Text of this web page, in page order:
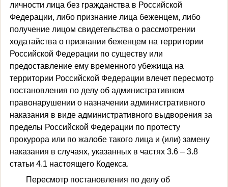
личности лица без гражданства в Российской
Федерации, либо признание лица беженцем, либо
получение лицом свидетельства о рассмотрении
ходатайства о признании беженцем на территории
Российской Федерации по существу или
предоставление ему временного убежища на
территории Российской Федерации влечет пересмотр
постановления по делу об административном
правонарушении о назначении административного
наказания в виде административного выдворения за
пределы Российской Федерации по протесту
прокурора или по жалобе такого лица и (или) замену
наказания в случаях, указанных в частях 3.6 – 3.8
статьи 4.1 настоящего Кодекса.
Пересмотр постановления по делу об